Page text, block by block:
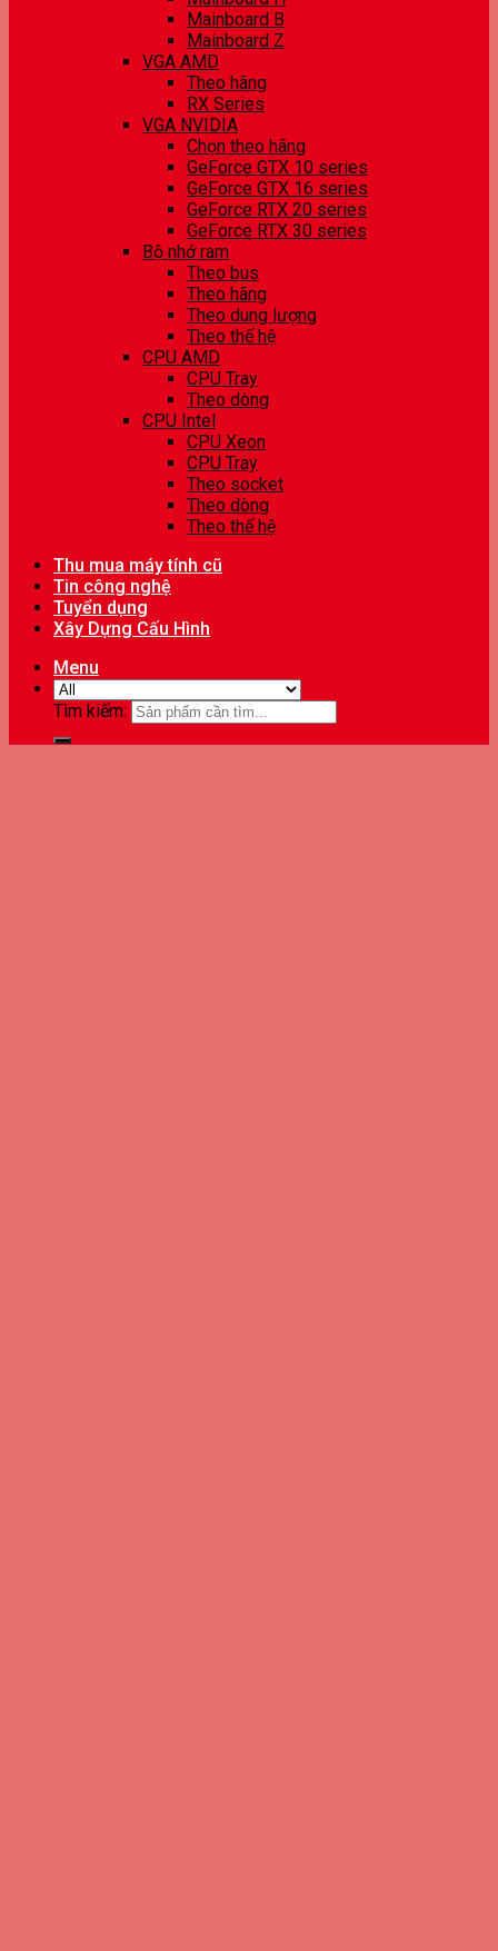
Mainboard B
Mainboard Z
VGA AMD
Theo hãng
RX Series
VGA NVIDIA
Chọn theo hãng
GeForce GTX 10 series
GeForce GTX 16 series
GeForce RTX 20 series
GeForce RTX 30 series
Bộ nhớ ram
Theo bus
Theo hãng
Theo dung lượng
Theo thế hệ
CPU AMD
CPU Tray
Theo dòng
CPU Intel
CPU Xeon
CPU Tray
Theo socket
Theo dòng
Theo thế hệ
Thu mua máy tính cũ
Tin công nghệ
Tuyển dụng
Xây Dựng Cấu Hình
Menu
Tìm kiếm: